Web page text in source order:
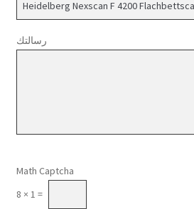
رسالتك
Math Captcha
8 × 1 =